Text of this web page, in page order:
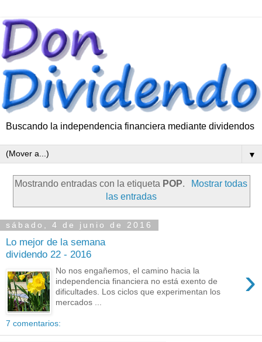
Buscando la independencia financiera mediante dividendos
▼
Mostrando entradas con la etiqueta POP.
Mostrar todas
las entradas
sábado, 4 de junio de 2016
Lo mejor de la semana
dividendo 22 - 2016
›
No nos engañemos, el camino hacia la
independencia financiera no está exento de
dificultades. Los ciclos que experimentan los
mercados ...
7 comentarios: